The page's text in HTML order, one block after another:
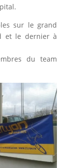
sur le grand
et le dernier à
du team